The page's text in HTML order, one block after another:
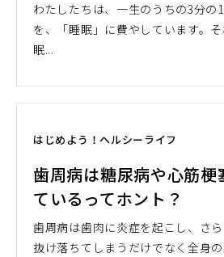
わたしたちは、一生のうちの3分の
を、「睡眠」に費やしています。
眠...
はじめよう！ヘルシーライフ
歯周病は糖尿病や心筋梗
ているってホント？
歯周病は歯肉に炎症を起こし、さ
抜け落ちてしまうだけでなく全身